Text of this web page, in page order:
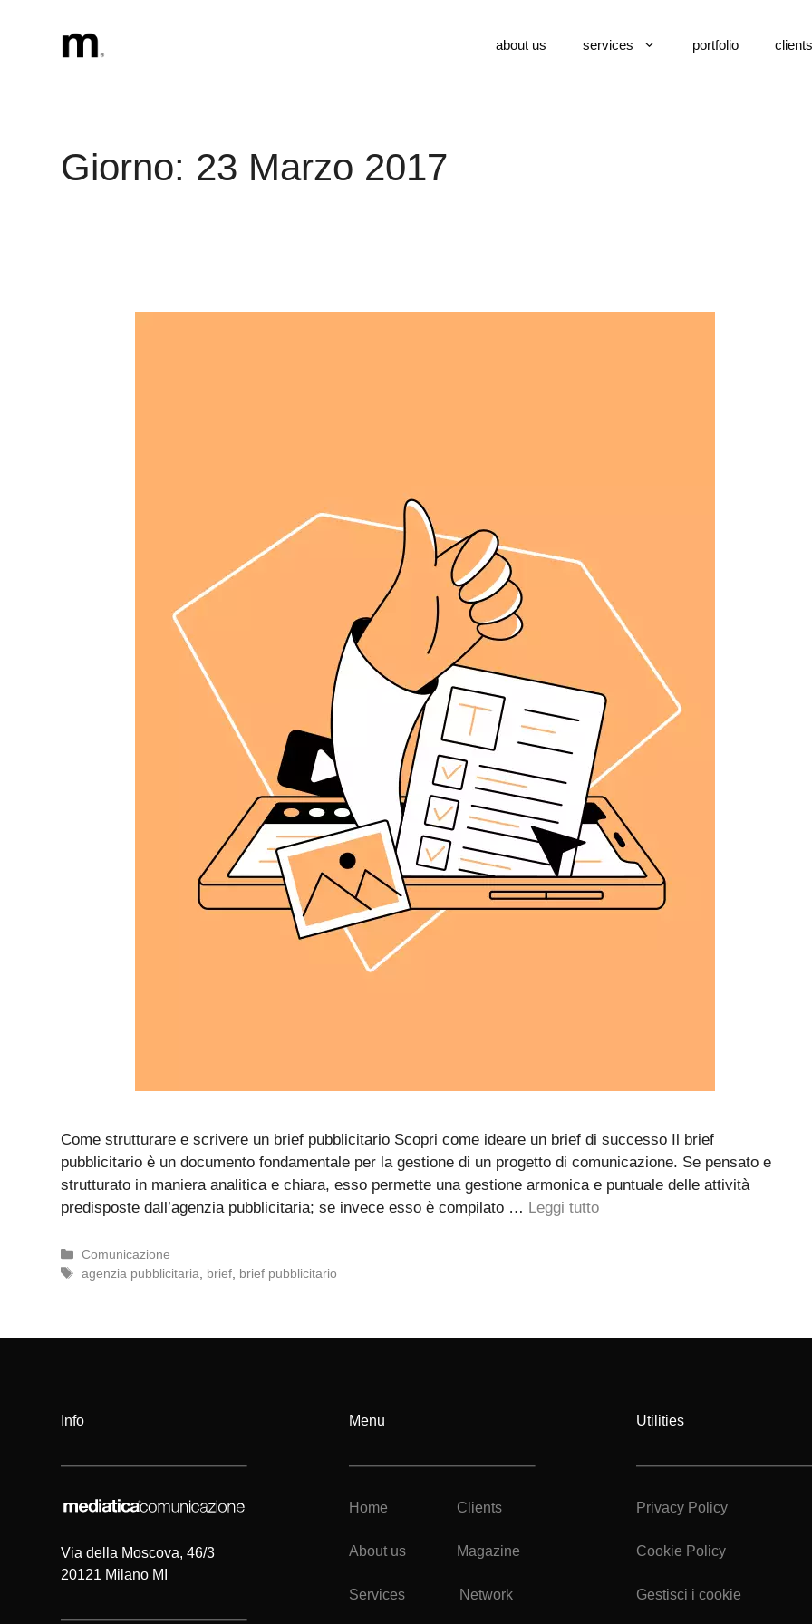
contenuto
about us services portfolio clients
Giorno: 23 Marzo 2017
Come strutturare e scrivere un brief pubblicitario Scopri come ideare un brief di successo Il brief
pubblicitario è un documento fondamentale per la gestione di un progetto di comunicazione. Se pensato e
strutturato in maniera analitica e chiara, esso permette una gestione armonica e puntuale delle attività
predisposte dall’agenzia pubblicitaria; se invece esso è compilato … Leggi tutto
Categorie
Comunicazione
Tag
agenzia pubblicitaria brief brief pubblicitario
Info
Via della Moscova, 46/3
20121 Milano MI
Menu
Home Clients
About us Magazine
Services Network
Utilities
Privacy Policy
Cookie Policy
Gestisci i cookie